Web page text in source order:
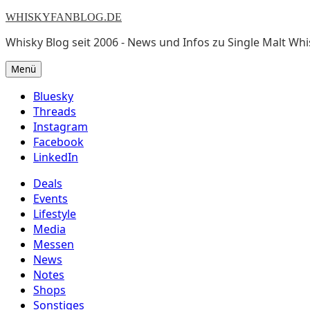
WHISKYFANBLOG.DE
Whisky Blog seit 2006 - News und Infos zu Single Malt
Menü
Bluesky
Threads
Instagram
Facebook
LinkedIn
Deals
Events
Lifestyle
Media
Messen
News
Notes
Shops
Sonstiges